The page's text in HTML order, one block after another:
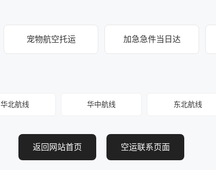
宠物航空托运 加急急件当日达
华北航线 华中航线 东北航线
返回网站首页 空运联系页面